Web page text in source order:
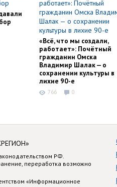
«Всё, что мы создали,
работает»: Почётный
гражданин Омска
Владимир Шалак — о
сохранении культуры в
лихие 90-е
766 0
РФ.
переработка возможно
«Информационное